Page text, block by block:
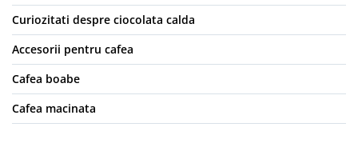
Curiozitati despre ciocolata calda
Accesorii pentru cafea
Cafea boabe
Cafea macinata